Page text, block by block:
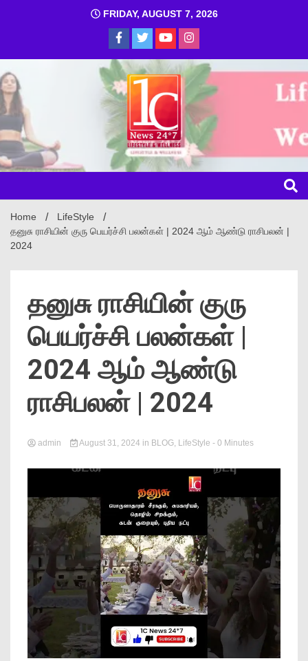
FRIDAY, AUGUST 7, 2026
1C
News
Online
Home
LifeStyle
தனுசு ராசியின் குரு பெயர்ச்சி பலன்கள் | 2024 ஆம் ஆண்டு ராசிபலன் |
2024
தனுசு ராசியின் குரு
பெயர்ச்சி பலன்கள் |
2024 ஆம் ஆண்டு
ராசிபலன் | 2024
admin August 31, 2024 in BLOG, LifeStyle - 0 Minutes